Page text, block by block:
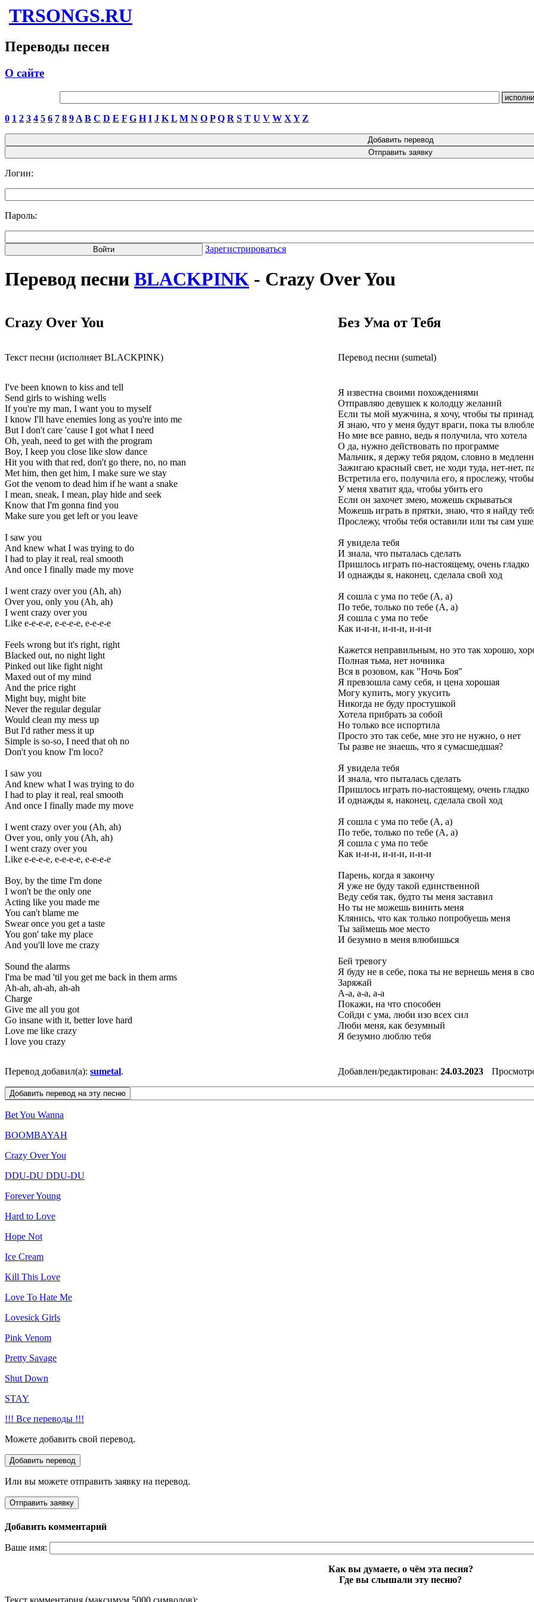
TRSONGS.RU
Переводы песен
О сайте
0 1 2 3 4 5 6 7 8 9 A B C D E F G H I J K L M N O P Q R S T U V W X Y Z
Логин:
Пароль:
Зарегистрироваться
Перевод песни BLACKPINK - Crazy Over You
Crazy Over You Без Ума от Тебя
Текст песни (исполняет BLACKPINK) Перевод песни (sumetal)
I've been known to kiss and tell
Send girls to wishing wells
If you're my man, I want you to myself
I know I'll have enemies long as you're into me
But I don't care 'cause I got what I need
Oh, yeah, need to get with the program
Boy, I keep you close like slow dance
Hit you with that red, don't go there, no, no man
Met him, then get him, I make sure we stay
Got the venom to dead him if he want a snake
I mean, sneak, I mean, play hide and seek
Know that I'm gonna find you
Make sure you get left or you lеave
I saw you
And knew what I was trying to do
I had to play it real, rеal smooth
And once I finally made my move
I went crazy over you (Ah, ah)
Over you, only you (Ah, ah)
I went crazy over you
Like e-e-e-e, e-e-e-e, e-e-e-e
Feels wrong but it's right, right
Blacked out, no night light
Pinked out like fight night
Maxed out of my mind
And the price right
Might buy, might bite
Never the regular degular
Would clean my mess up
But I'd rather mess it up
Simple is so-so, I need that oh no
Don't you know I'm loco?
I saw you
And knew what I was trying to do
I had to play it real, real smooth
And once I finally made my move
I went crazy over you (Ah, ah)
Over you, only you (Ah, ah)
I went crazy over you
Like e-e-e-e, e-e-e-e, e-e-e-e
Boy, by the time I'm done
I won't be the only one
Acting like you made me
You can't blame me
Swear once you get a taste
You gon' take my place
And you'll love me crazy
Sound the alarms
I'ma be mad 'til you get me back in them arms
Ah-ah, ah-ah, ah-ah
Charge
Give me all you got
Go insane with it, better love hard
Love me like crazy
I love you crazy
Я известна своими похождениями
Отправляю девушек к колодцу желаний
Если ты мой мужчина, я хочу, чтобы ты
Я знаю, что у меня будут враги, пока ты
Но мне все равно, ведь я получила, что хотела
О да, нужно действовать по программе
Мальчик, я держу тебя рядом, словно в
Зажигаю красный свет, не ходи туда, нет-нет,
Встретила его, получила его, я прослежу,
У меня хватит яда, чтобы убить его
Если он захочет змею, можешь скрываться
Можешь играть в прятки, знаю, что я найду
Прослежу, чтобы тебя оставили или ты сам
Я увидела тебя
И знала, что пыталась сделать
Пришлось играть по-настоящему, очень гладко
И однажды я, наконец, сделала свой ход
Я сошла с ума по тебе (А, а)
По тебе, только по тебе (А, а)
Я сошла с ума по тебе
Как и-и-и, и-и-и, и-и-и
Кажется неправильным, но это так хорошо,
Полная тьма, нет ночника
Вся в розовом, как "Ночь Боя"
Я превзошла саму себя, и цена хорошая
Могу купить, могу укусить
Никогда не буду простушкой
Хотела прибрать за собой
Но только все испортила
Просто это так себе, мне это не нужно, о нет
Ты разве не знаешь, что я сумасшедшая?
Я увидела тебя
И знала, что пыталась сделать
Пришлось играть по-настоящему, очень гладко
И однажды я, наконец, сделала свой ход
Я сошла с ума по тебе (А, а)
По тебе, только по тебе (А, а)
Я сошла с ума по тебе
Как и-и-и, и-и-и, и-и-и
Парень, когда я закончу
Я уже не буду такой единственной
Веду себя так, будто ты меня заставил
Но ты не можешь винить меня
Клянись, что как только попробуешь меня
Ты займешь мое место
И безумно в меня влюбишься
Бей тревогу
Я буду не в себе, пока ты не вернешь меня в
Заряжай
А-а, а-а, а-а
Покажи, на что способен
Сойди с ума, люби изо всех сил
Люби меня, как безумный
Я безумно люблю тебя
Перевод добавил(а): sumetal. Добавлен/редактирован: 24.03.2023
Bet You Wanna
BOOMBAYAH
Crazy Over You
DDU-DU DDU-DU
Forever Young
Hard to Love
Hope Not
Ice Cream
Kill This Love
Love To Hate Me
Lovesick Girls
Pink Venom
Pretty Savage
Shut Down
STAY
!!! Все переводы !!!
Можете добавить свой перевод.
Или вы можете отправить заявку на перевод.
Добавить комментарий
Ваше имя:
Как вы думаете, о чём эта песня?
Где вы слышали эту песню?